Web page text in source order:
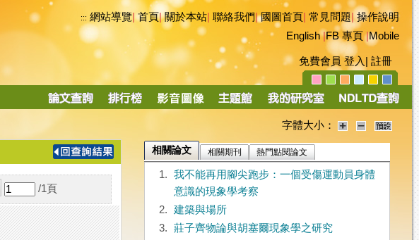
::: 網站導覽|首頁|關於本站 聯絡我們|國圖首頁 常見問題|操作說明
English|FB 專頁|Mobile
免費會員 登入 註冊
導
字體大小：
/1 頁
相關論文 相關期刊 熱門點閱論文
1.
我不能再用腳尖跑步：一個受傷運動員身體
意識的現象學考察
2.
建築與場所
3.
莊子齊物論與胡塞爾現象學之研究